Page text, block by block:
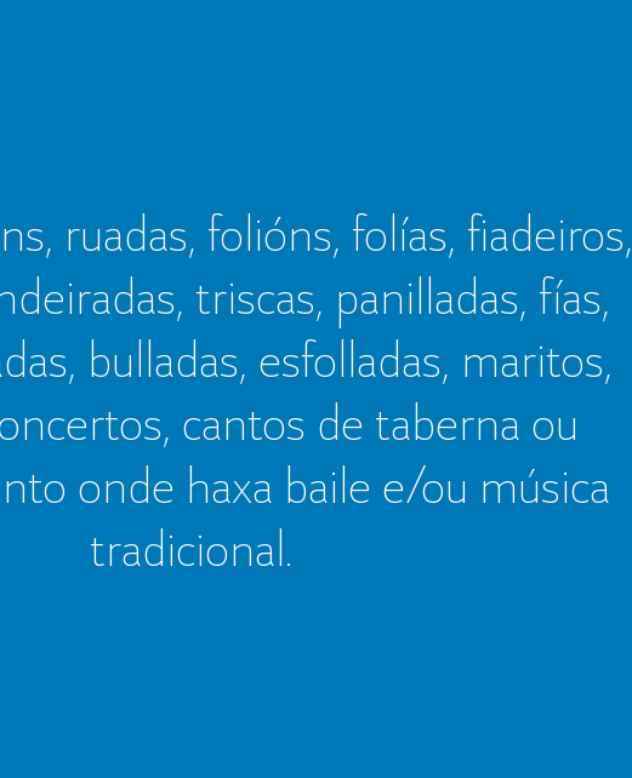
ruadas, folións, folías, fiadeiros,
triscas, panilladas, fías,
bulladas, esfolladas, maritos,
cantos de taberna ou
onde haxa baile e/ou música
tradicional.